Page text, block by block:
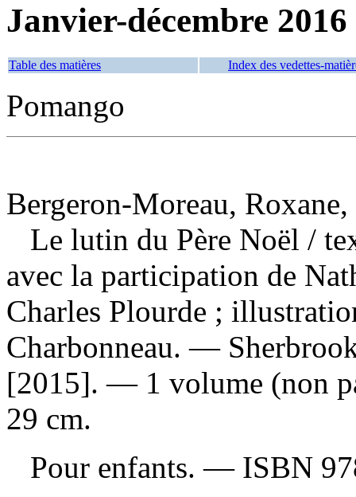
Janvier-décembre 2016
Table des matières Index des vedettes-
Pomango
Bergeron-Moreau,
Le lutin du Père Noël /
avec la participation de
Charles Plourde ;
Charbonneau. —
[2015]. — 1 volume (non
29 cm.
Pour enfants. — ISBN